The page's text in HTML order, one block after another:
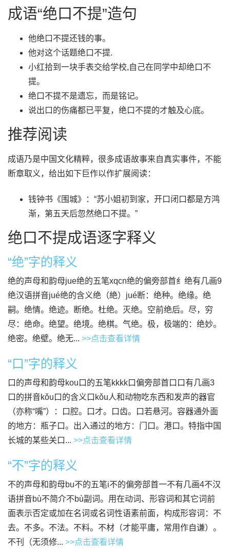
成语“绝口不提”造句
他绝口不提还钱的事。
他对这个话题绝口不提.
小红拾到一块手表交给学校,自己在同学中却绝口不
提。
绝口不提不是遗忘，而是铭记。
说出口的伤痛都已平复，绝口不提的才触及心底。
推荐阅读
成语乃是中国文化精粹，很多成语故事来自真实事件，不能
断章取义，给出如下巨作以作扩展阅读：
钱钟书《围城》：“苏小姐初到家，开口闭口都是方鸿
渐，第五天后忽然绝口不提。”
绝口不提成语逐字释义
“绝”字的释义
绝的声母和韵母jue绝的五笔xqcn绝的偏旁部首纟绝有几画9
绝汉语拼音jué绝的含义绝（絶）jué断：绝种。绝缘。绝
嗣。绝情。绝迹。断绝。杜绝。灭绝。空前绝后。尽，穷
尽：绝命。绝望。绝境。绝棋。气绝。极，极端的：绝妙。
绝密。绝壁。绝无... >>点击查看详情
“口”字的释义
口的声母和韵母kou口的五笔kkkk口偏旁部首口口有几画3
口的拼音kǒu口的含义口kǒu人和动物吃东西和发声的器官
（亦称“嘴”）：口腔。口才。口齿。口若悬河。容器通外面
的地方：瓶子口。出入通过的地方：门口。港口。特指中国
长城的某些关口... >>点击查看详情
“不”字的释义
不的声母和韵母bu不的五笔i不的偏旁部首一不有几画4不汉
语拼音bù不简介不bù副词。用在动词、形容词和其它词前
面表示否定或加在名词或名词性语素前面，构成形容词：不
去。不多。不法。不料。不材（才能平庸，常用作自谦）。
不刊（无须修... >>点击查看详情